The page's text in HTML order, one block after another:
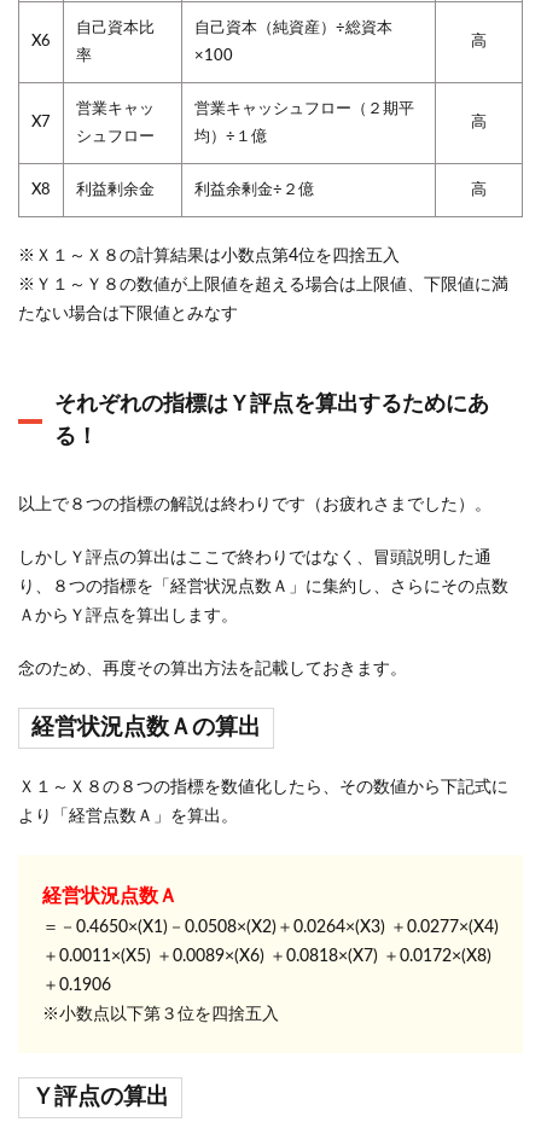
X6
自己資本比
率
自己資本（純資産）÷総資本
×100
高
X7
営業キャッ
シュフロー
営業キャッシュフロー（２期平
均）÷１億
高
X8 利益剰余金 利益余剰金÷２億 高
※Ｘ１～Ｘ８の計算結果は小数点第4位を四捨五入
※Ｙ１～Ｙ８の数値が上限値を超える場合は上限値、下限値に満
たない場合は下限値とみなす
それぞれの指標はＹ評点を算出するためにあ
る！
以上で８つの指標の解説は終わりです（お疲れさまでした）。
しかしＹ評点の算出はここで終わりではなく、冒頭説明した通
り、８つの指標を「経営状況点数Ａ」に集約し、さらにその点数
ＡからＹ評点を算出します。
念のため、再度その算出方法を記載しておきます。
経営状況点数Ａの算出
Ｘ１～Ｘ８の８つの指標を数値化したら、その数値から下記式に
より「経営点数Ａ」を算出。
経営状況点数Ａ
＝－0.4650×(X1)－0.0508×(X2)＋0.0264×(X3) ＋0.0277×(X4)
＋0.0011×(X5) ＋0.0089×(X6) ＋0.0818×(X7) ＋0.0172×(X8)
＋0.1906
※小数点以下第３位を四捨五入
Ｙ評点の算出